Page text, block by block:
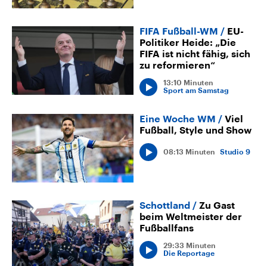
FIFA Fußball-WM
EU-
Politiker Heide: „Die
FIFA ist nicht fähig, sich
zu reformieren“
13:10 Minuten
Sport am Samstag
Eine Woche WM
Viel
Fußball, Style und Show
08:13 Minuten Studio 9
Schottland
Zu Gast
beim Weltmeister der
Fußballfans
29:33 Minuten
Die Reportage